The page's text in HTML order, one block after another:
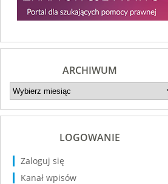
ARCHIWUM
Archiwum
LOGOWANIE
Zaloguj się
Kanał wpisów